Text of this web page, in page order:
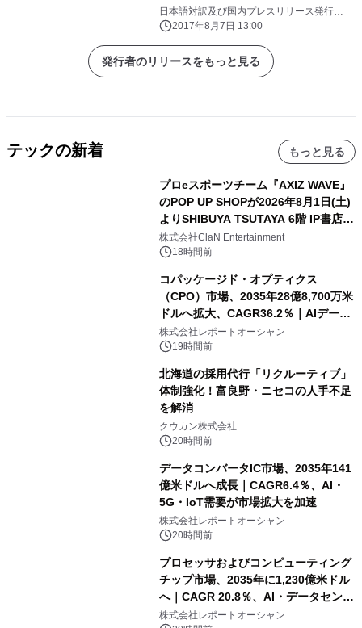
「Infinity Fusion」がMicrosoft認定
を取得
日本語対訳及び国内プレスリリース発行
Pexip 正規国内代理店 株式会社メディアプラ
2017年8月7日 13:00
発行者のリリースをもっと見る
テックの新着 もっと見る
プロeスポーツチーム『AXIZ WAVE』
のPOP UP SHOPが2026年8月1日(土)
よりSHIBUYA TSUTAYA 6階 IP書店で
開催決定！！
株式会社ClaN Entertainment
18時間前
コパッケージド・オプティクス
（CPO）市場、2035年28億8,700万米
ドルへ拡大、CAGR36.2％｜AIデータ
センター・高速光通信需要が成長を加
速
株式会社レポートオーシャン
19時間前
北海道の採用代行「リクルーティブ」
体制強化！富良野・ニセコの人手不足
を解消
クウカン株式会社
20時間前
データコンバータIC市場、2035年141
億米ドルへ成長｜CAGR6.4％、AI・
5G・IoT需要が市場拡大を加速
株式会社レポートオーシャン
20時間前
プロセッサおよびコンピューティング
チップ市場、2035年に1,230億米ドル
へ｜CAGR 20.8％、AI・データセンタ
ー需要が成長を牽引
株式会社レポートオーシャン